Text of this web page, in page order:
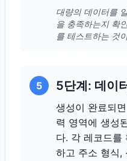
대량의 데이터를
을 충족하는지 확
를 테스트하는 것
5 5단계: 데이
생성이 완료되
력 영역에 생성
다. 각 레코드를
하고 주소 형식,